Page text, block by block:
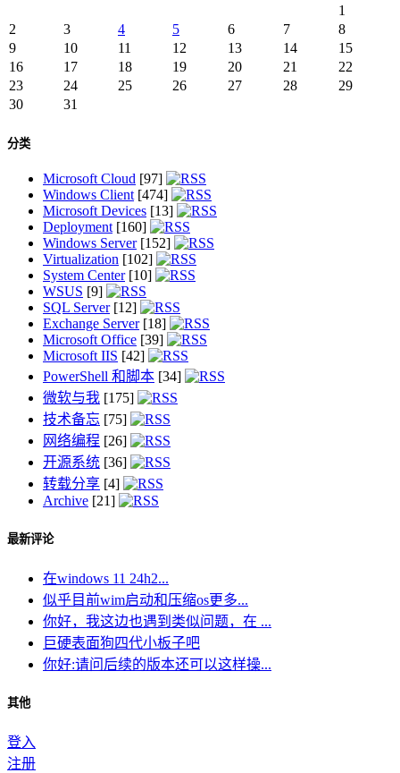
1
2
3 4 5 6 7
8
9
10 11 12 13 14
15
16
17 18 19 20 21
22
23
24 25 26 27 28
29
30
31
分类
Microsoft Cloud [97]
Windows Client[474]
Microsoft Devices [13]
Deployment[160]
Windows Server[152]
Virtualization [102]
System Center[10]
WSUS [9]
SQL Server[12]
Exchange Server[18]
Microsoft Office [39]
Microsoft IIS [42]
PowerShell 和脚本 [34]
微软与我 [175]
技术备忘 [75]
网络编程 [26]
开源系统 [36]
转载分享 [4]
Archive [21]
最新评论
在windows 11 24h2...
似乎目前wim启动和压缩os更多...
你好，我这边也遇到类似问题，在 ...
巨硬表面狗四代小板子吧
你好:请问后续的版本还可以这样操...
其他
登入
注册